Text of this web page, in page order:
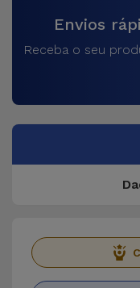
Envios
Receba o seu